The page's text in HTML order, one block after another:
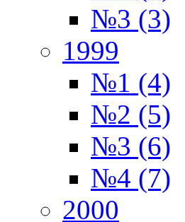
№3 (3)
1999
№1 (4)
№2 (5)
№3 (6)
№4 (7)
2000